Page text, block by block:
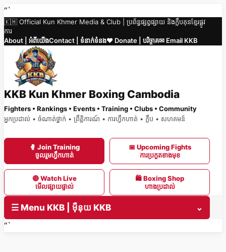
Skip
to
content
“`
🇰🇭 Official Kun Khmer Media & Club | ប្រព័ន្ធផ្សព្វផ្សាយ និងក្លឹបគុនខ្មែរផ្លូវ
ការ
About | អំពីយើងContact | ទំនាក់ទំនង❤️ Donate | បរិច្ចាគ✉ Email KKB
KKB Kun Khmer Boxing Cambodia
Fighters • Rankings • Events • Training • Clubs • Community
អ្នកប្រដាល់ • ចំណាត់ថ្នាក់ • ព្រឹត្តិការណ៍ • ការហ្វឹកហាត់ • ក្លឹប • សហគមន៍
🥊 Join Training
ចូលរួមហ្វឹកហាត់
📅 Upcoming Fights
ការប្រកួតខាងមុខ
🔴 Watch Live
មើលផ្សាយផ្ទាល់
🛍 Boxing Shop
ហាងប្រដាល់
☰ Menu KKB | ម៉ឺនុយ KKB
⌄
“`